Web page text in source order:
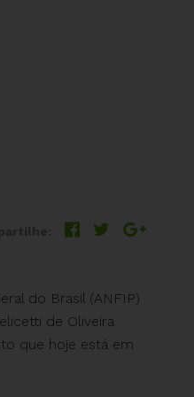
do Brasil (ANFIP)
de Oliveira
que hoje está em